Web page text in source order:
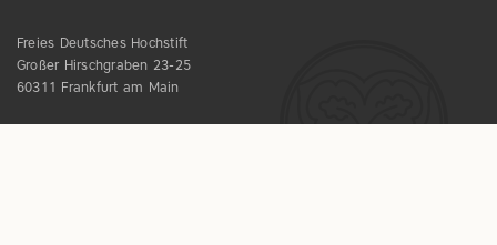
Freies Deutsches Hochstift
Großer Hirschgraben 23-25
60311 Frankfurt am Main